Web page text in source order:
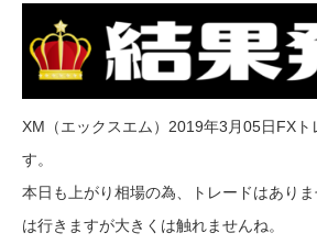
XM（エックスエム）2019年3月05日FXト
す。
本日も上がり相場の為、トレードはあり
は行きますが大きくは触れませんね。